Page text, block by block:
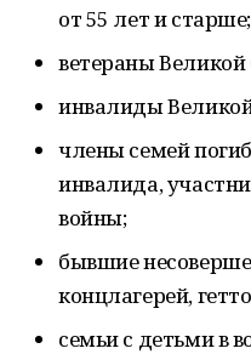
от 55 лет и старше;
ветераны
инвалиды
члены семей
инвалида,
войны;
бывшие
концлагерей,
семьи с детьми в